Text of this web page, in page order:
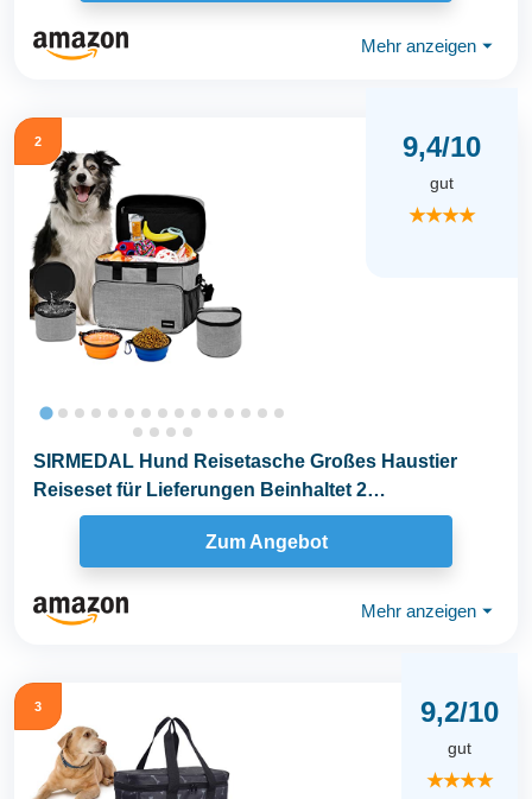
Mehr anzeigen ⏷
2 9,4/10
gut
★★★★
SIRMEDAL Hund Reisetasche Großes Haustier
Reiseset für Lieferungen Beinhaltet 2
zusammenklappbare...
Zum Angebot
Mehr anzeigen ⏷
3 9,2/10
gut
★★★★